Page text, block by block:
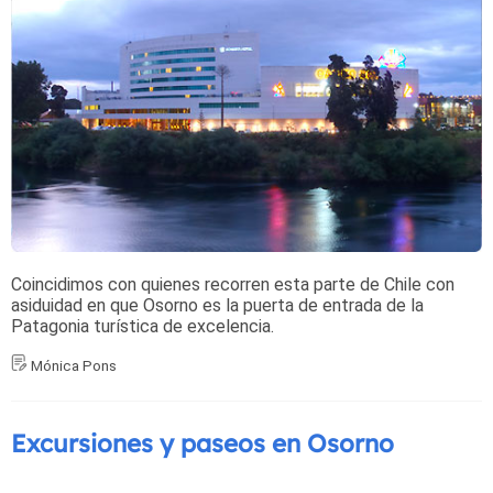
Coincidimos con quienes recorren esta parte de Chile con
asiduidad en que Osorno es la puerta de entrada de la
Patagonia turística de excelencia.
Mónica Pons
Excursiones y paseos en Osorno